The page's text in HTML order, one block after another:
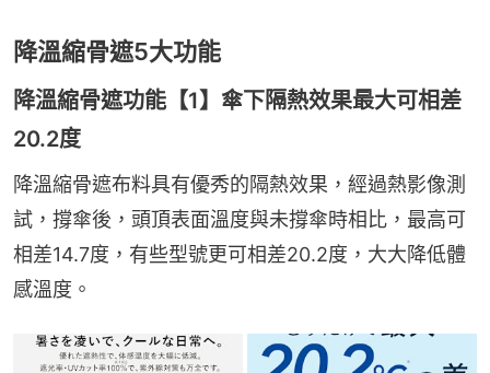
降溫縮骨遮5大功能
降溫縮骨遮功能【1】傘下隔熱效果最大可相差
20.2度
降溫縮骨遮布料具有優秀的隔熱效果，經過熱影像測
試，撐傘後，頭頂表面溫度與未撐傘時相比，最高可
相差14.7度，有些型號更可相差20.2度，大大降低體
感溫度。